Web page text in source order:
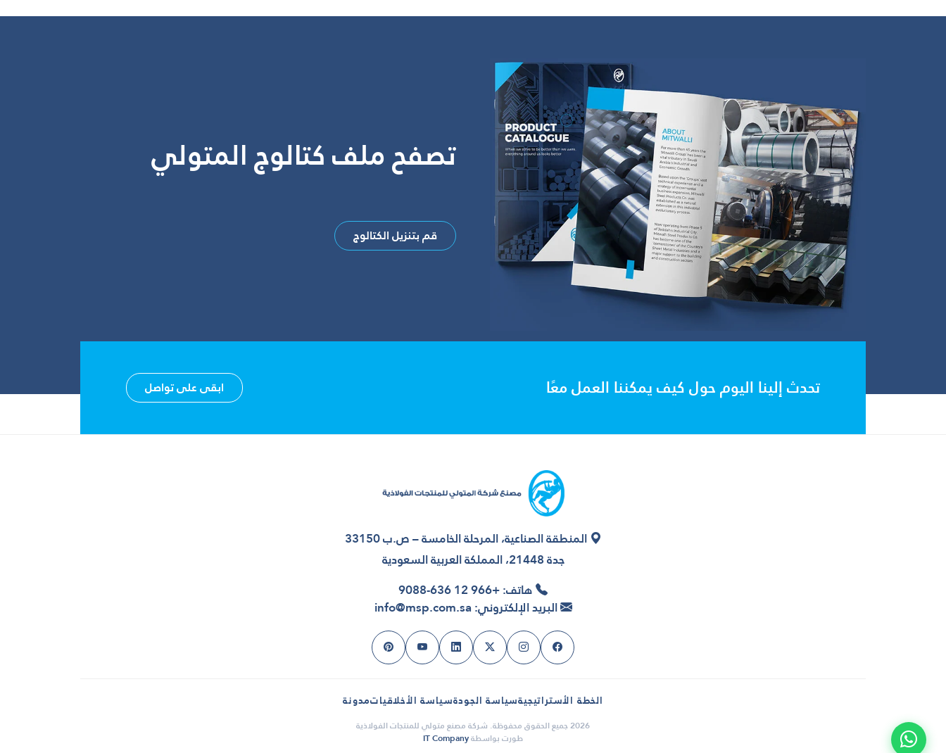
تصفح ملف كتالوج المتولي
قم بتنزيل الكتالوج
تحدث إلينا اليوم حول كيف يمكننا العمل معًا ابقى على تواصل
المنطقة الصناعية، المرحلة الخامسة – ص.ب 33150
جدة 21448، المملكة العربية السعودية
هاتف: +966 12 636-9088
البريد الإلكتروني: info@msp.com.sa
الخطة الأستراتيجيةسياسة الجودةسياسة الأخلاقياتمدونة
2026 جميع الحقوق محفوظة. شركة مصنع متولي للمنتجات الفولاذية
طورت بواسطةIT Company